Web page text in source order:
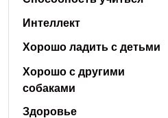
Интеллект
Хорошо ладить с детьми
Хорошо с другими
собаками
Здоровье